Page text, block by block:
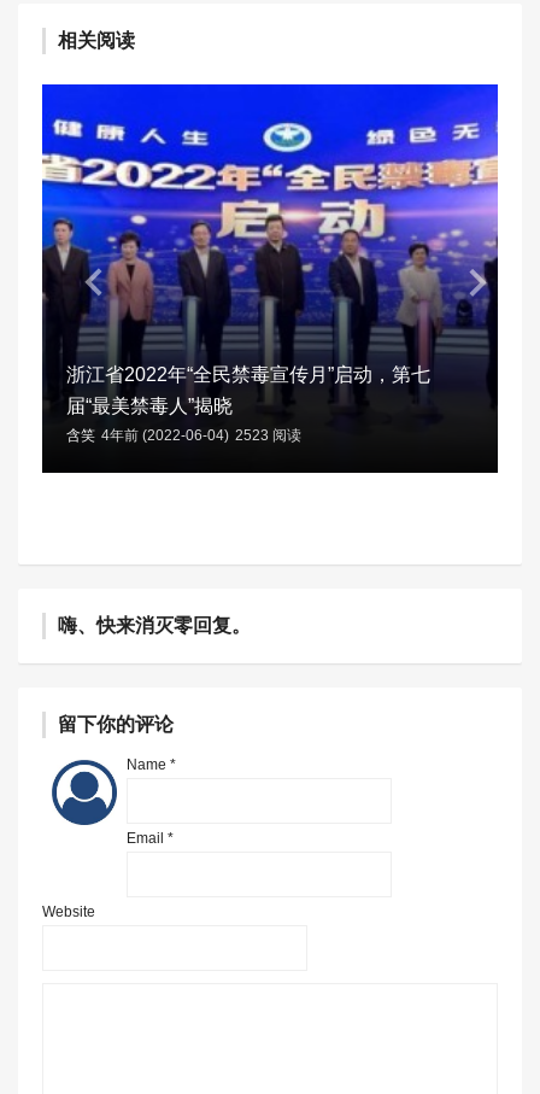
相关阅读
浙江省2022年“全民禁毒宣传月”启动，第七
届“最美禁毒人”揭晓
含笑 4年前 (2022-06-04) 2523 阅读
嗨、快来消灭零回复。
留下你的评论
Name *
Email *
Website